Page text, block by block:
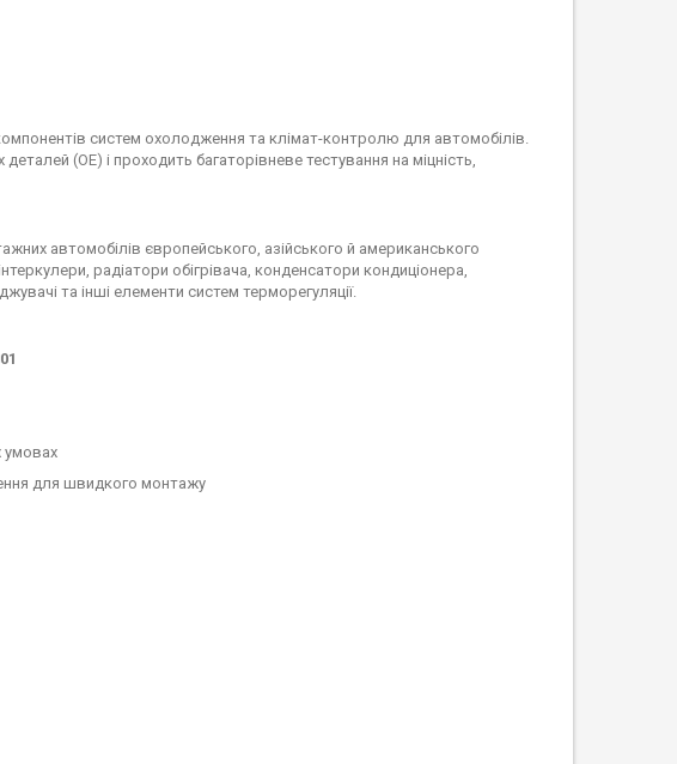
систем охолодження та клімат-контролю для автомобілів.
(OE) і проходить багаторівневе тестування на міцність,
автомобілів європейського, азійського й американського
радіатори обігрівача, конденсатори кондиціонера,
та інші елементи систем терморегуляції.
умовах
для швидкого монтажу